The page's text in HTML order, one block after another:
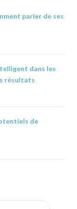
parler de ses
dans les
résultats
de